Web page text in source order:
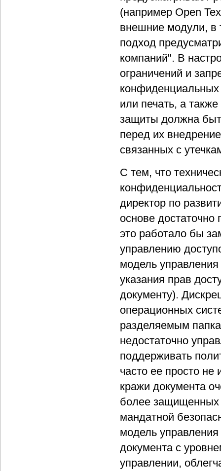
(например Open
внешние модули, в
подход
компаний". В
ограничений и
конфиденциальных
или печать, а
защиты должна
перед их
связанных с
С тем, что
директор по
основе достаточно
это работало бы
управлению
модель
указания прав
документу).
операционных
разделяемым
недостаточно
поддерживать
часто ее просто не
кражи документа
более защищенных
мандатной
модель
документа с
управлении,